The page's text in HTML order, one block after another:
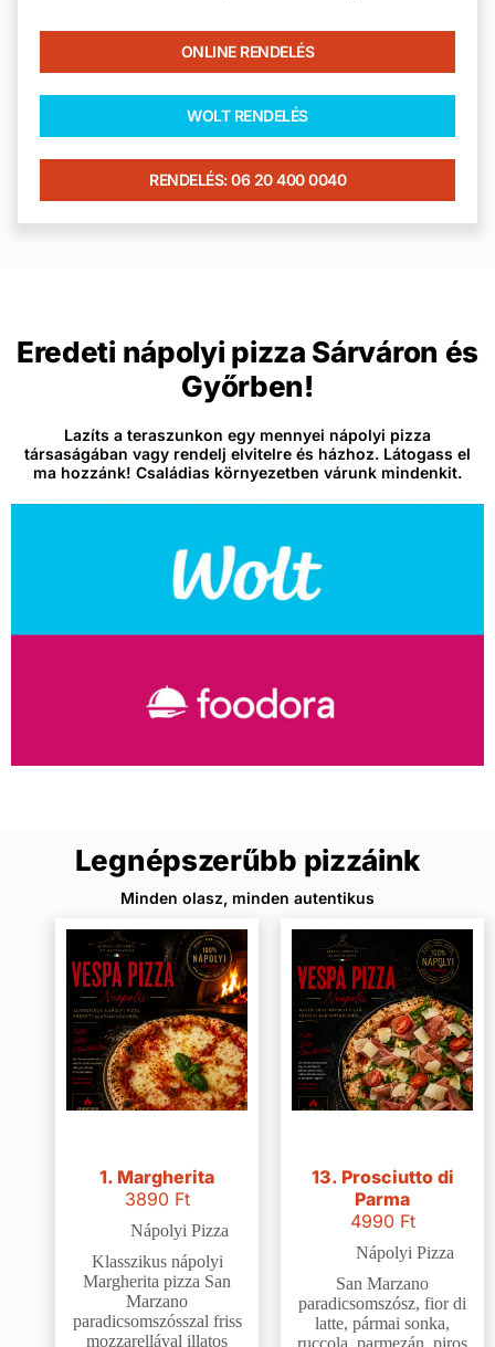
ONLINE RENDELÉS
WOLT RENDELÉS
RENDELÉS: 06 20 400 0040
Eredeti nápolyi pizza Sárváron és
Győrben!
Lazíts a teraszunkon egy mennyei nápolyi pizza
társaságában vagy rendelj elvitelre és házhoz. Látogass el
ma hozzánk! Családias környezetben várunk mindenkit.
Legnépszerűbb pizzáink
Minden olasz, minden autentikus
1. Margherita
3890 Ft
Nápolyi Pizza
Klasszikus nápolyi
Margherita pizza San
Marzano
paradicsomszósszal friss
mozzarellával illatos
13. Prosciutto di
Parma
4990 Ft
Nápolyi Pizza
San Marzano
paradicsomszósz, fior di
latte, pármai sonka,